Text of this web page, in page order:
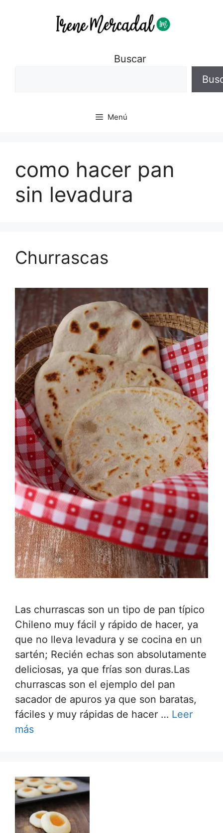
Buscar
Menú
como hacer pan
sin levadura
Churrascas
Las churrascas son un tipo de pan típico
Chileno muy fácil y rápido de hacer, ya
que no lleva levadura y se cocina en un
sartén; Recién echas son absolutamente
deliciosas, ya que frías son duras.Las
churrascas son el ejemplo del pan
sacador de apuros ya que son baratas,
fáciles y muy rápidas de hacer … Leer
más